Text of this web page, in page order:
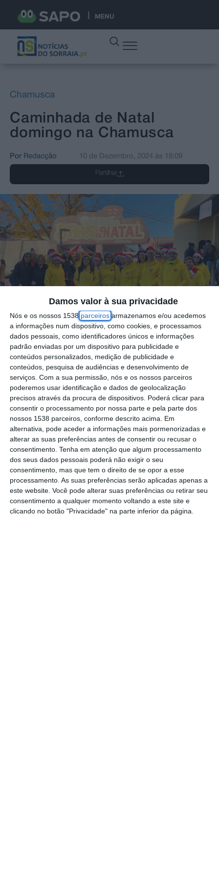
Damos valor à sua privacidade
Nós e os nossos 1538 parceiros armazenamos e/ou acedemos
a informações num dispositivo, como cookies, e processamos
dados pessoais, como identificadores únicos e informações
padrão enviadas por um dispositivo para publicidade e
conteúdos personalizados, medição de publicidade e
conteúdos, pesquisa de audiências e desenvolvimento de
serviços. Com a sua permissão, nós e os nossos parceiros
poderemos usar identificação e dados de geolocalização
precisos através da procura de dispositivos. Poderá clicar para
consentir o processamento por nossa parte e pela parte dos
nossos 1538 parceiros, conforme descrito acima. Em
alternativa, pode aceder a informações mais pormenorizadas e
alterar as suas preferências antes de consentir ou recusar o
consentimento. Tenha em atenção que algum processamento
dos seus dados pessoais poderá não exigir o seu
consentimento, mas que tem o direito de se opor a esse
processamento. As suas preferências serão aplicadas apenas a
este website. Você pode alterar suas preferências ou retirar seu
consentimento a qualquer momento voltando a este site e
clicando no botão "Privacidade" na parte inferior da página.
MENU
Chamusca
Caminhada de Natal
domingo na Chamusca
Por Redacção 10 de Dezembro, 2024 às 18:09
Partilhar
Numa organização da Câmara Municipal da
Chamusca, em parceria com o
grupo Caminhadas em União da União
Desportiva da Chamusca, tem lugar no
próximo domingo, 15 de dezembro, a partir
das 15 horas, a Caminha de Natal, integrada
na programação do Parque dos Sonhos de
Natal.
Com partida e chegada junto ao Cineteatro